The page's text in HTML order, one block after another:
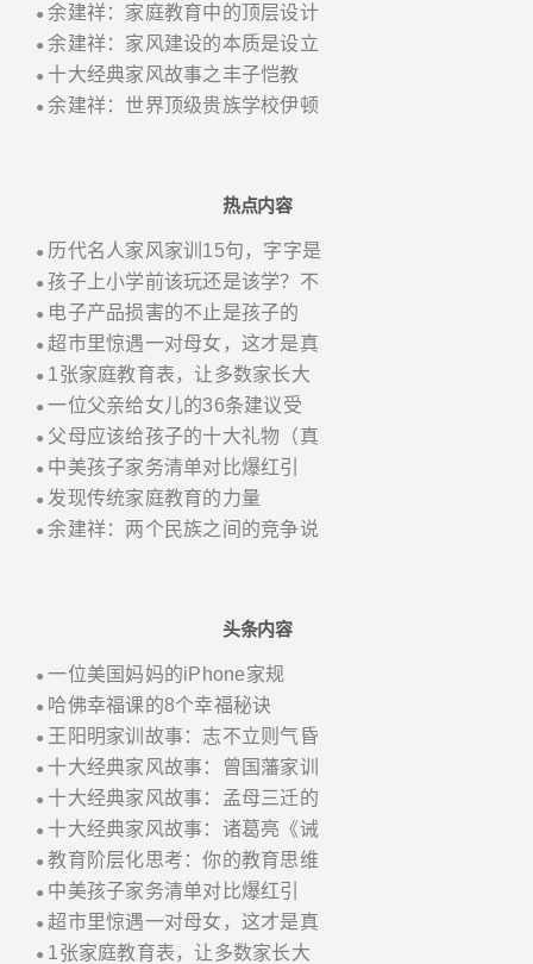
●余建祥：家庭教育中的顶层设计
●余建祥：家风建设的本质是设立
● 十大经典家风故事之丰子恺教
●余建祥：世界顶级贵族学校伊顿
热点内容
● 历代名人家风家训15句，字字是
●孩子上小学前该玩还是该学？不
● 电子产品损害的不止是孩子的
● 超市里惊遇一对母女，这才是真
● 1张家庭教育表，让多数家长大
●一位父亲给女儿的36条建议受
● 父母应该给孩子的十大礼物（真
● 中美孩子家务清单对比爆红引
● 发现传统家庭教育的力量
●余建祥：两个民族之间的竞争说
头条内容
●一位美国妈妈的iPhone家规
● 哈佛幸福课的8个幸福秘诀
● 王阳明家训故事：志不立则气昏
● 十大经典家风故事：曾国藩家训
● 十大经典家风故事：孟母三迁的
● 十大经典家风故事：诸葛亮《诫
●教育阶层化思考：你的教育思维
● 中美孩子家务清单对比爆红引
● 超市里惊遇一对母女，这才是真
● 1张家庭教育表，让多数家长大